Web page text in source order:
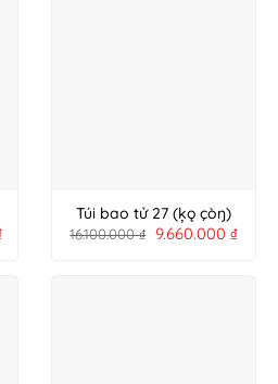
Túi bao tử 27 (ķǫ çòŋ)
16.100.000₫ 9.660.000 ₫